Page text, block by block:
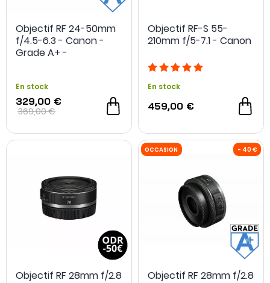
OCCASION - 50 € OCCASION
Objectif RF 24-50mm
f/4.5-6.3 - Canon -
Grade A+ -
En stock
329,00 €
369,00 €
Objectif RF-S 55-
210mm f/5-7.1 - Canon
En stock
459,00 €
Objectif RF 28mm f/2.8
Objectif RF 28mm f/2.8